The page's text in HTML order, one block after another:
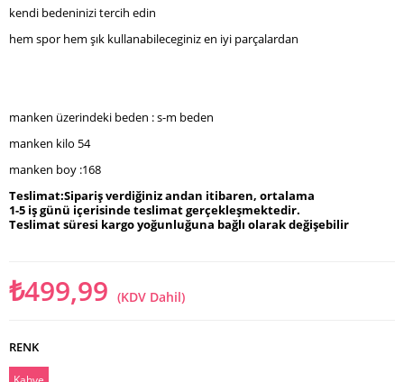
kendi bedeninizi tercih edin
hem spor hem şık kullanabileceginiz en iyi parçalardan
manken üzerindeki beden : s-m beden
manken kilo 54
manken boy :168
Teslimat:Sipariş verdiğiniz andan itibaren, ortalama
1-5 iş günü içerisinde teslimat gerçekleşmektedir.
Teslimat süresi kargo yoğunluğuna bağlı olarak değişebilir
₺499,99 (KDV Dahil)
RENK